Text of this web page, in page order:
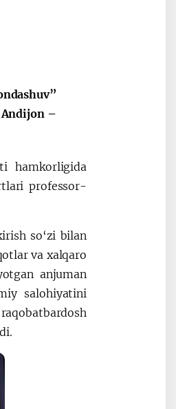
–
hamkorligida
professor-
so‘zi bilan
va xalqaro
anjuman
salohiyatini